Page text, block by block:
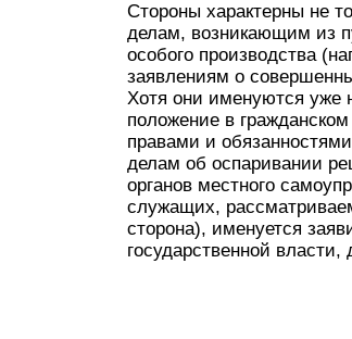
Стороны характерны не
делам, возникающим из
особого производства
заявлениям о
Хотя они именуются уже
положение в
правами и
делам об оспаривании
органов местного
служащих,
сторона), именуется
государственной